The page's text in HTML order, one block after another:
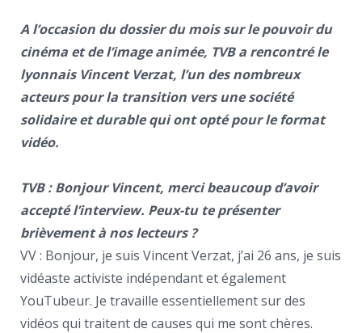
A l’occasion du dossier du mois sur le pouvoir du
cinéma et de l’image animée, TVB a rencontré le
lyonnais Vincent Verzat, l’un des nombreux
acteurs pour la transition vers une société
solidaire et durable qui ont opté pour le format
vidéo.
TVB : Bonjour Vincent, merci beaucoup d’avoir
accepté l’interview. Peux-tu te présenter
brièvement à nos lecteurs ?
VV : Bonjour, je suis Vincent Verzat, j’ai 26 ans, je suis
vidéaste activiste indépendant et également
YouTubeur. Je travaille essentiellement sur des
vidéos qui traitent de causes qui me sont chères.